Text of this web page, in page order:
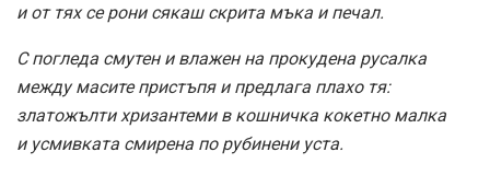
и от тях се рони сякаш скрита мъка и печал.
С погледа смутен и влажен на прокудена русалка
между масите пристъпя и предлага плахо тя:
златожълти хризантеми в кошничка кокетно малка
и усмивката смирена по рубинени уста.